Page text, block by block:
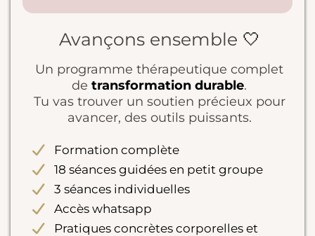
Avançons ensemble 🤍
Un programme thérapeutique complet
de transformation durable.
Tu vas trouver un soutien précieux pour
avancer, des outils puissants.
Formation complète
18 séances guidées en petit groupe
3 séances individuelles
Accès whatsapp
Pratiques concrètes corporelles et